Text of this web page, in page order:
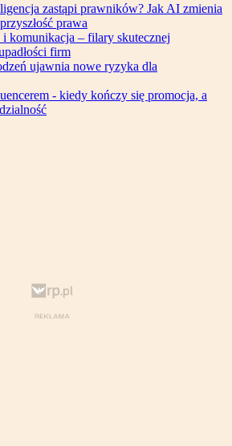
zastąpi prawników? Jak AI zmienia
prawa
komunikacja – filary skutecznej
firm
ujawnia nowe ryzyka dla
- kiedy kończy się promocja, a